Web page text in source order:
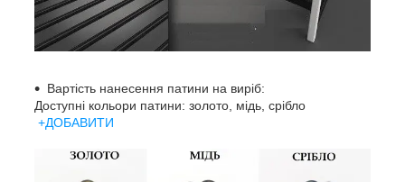
Вартість нанесення патини на виріб:
Доступні кольори патини: золото, мідь, срібло
+ДОБАВИТИ